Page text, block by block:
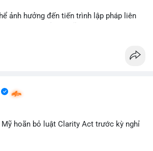
ảnh hưởng đến tiến trình lập pháp liên
Mỹ hoãn bỏ luật Clarity Act trước kỳ nghỉ